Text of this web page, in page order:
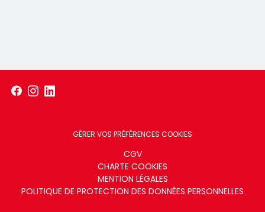
GÉRER VOS PRÉFÉRENCES COOKIES
CGV
CHARTE COOKIES
MENTION LÉGALES
POLITIQUE DE PROTECTION DES DONNÉES PERSONNELLES